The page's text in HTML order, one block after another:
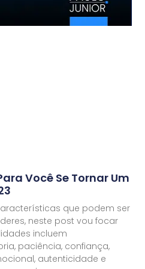
Você Se Tornar Um
que podem ser
neste post vou focar
incluem
paciência, confiança,
autenticidade e